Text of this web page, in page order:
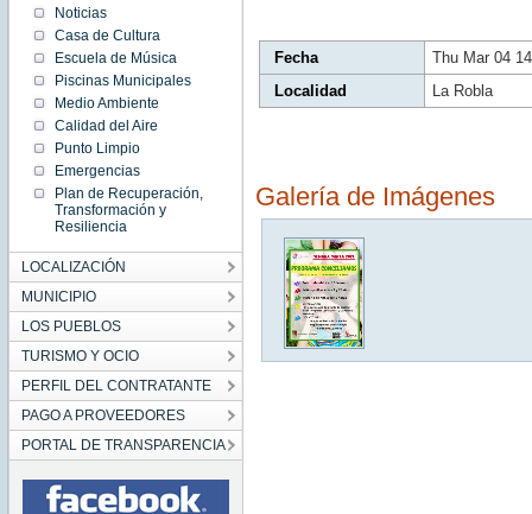
Noticias
Casa de Cultura
Escuela de Música
Piscinas Municipales
Medio Ambiente
Calidad del Aire
Punto Limpio
Emergencias
Plan de Recuperación,
Transformación y
Resiliencia
LOCALIZACIÓN
MUNICIPIO
LOS PUEBLOS
TURISMO Y OCIO
PERFIL DEL CONTRATANTE
PAGO A PROVEEDORES
PORTAL DE TRANSPARENCIA
Fecha
Thu Mar 04
Localidad
La Robla
Galería de Imágenes